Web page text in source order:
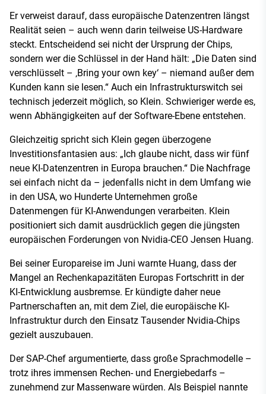
Er verweist darauf, dass europäische Datenzentren längst
Realität seien – auch wenn darin teilweise US-Hardware
steckt. Entscheidend sei nicht der Ursprung der Chips,
sondern wer die Schlüssel in der Hand hält: „Die Daten sind
verschlüsselt – ‚Bring your own key‘ – niemand außer dem
Kunden kann sie lesen.“ Auch ein Infrastrukturswitch sei
technisch jederzeit möglich, so Klein. Schwieriger werde es,
wenn Abhängigkeiten auf der Software-Ebene entstehen.
Gleichzeitig spricht sich Klein gegen überzogene
Investitionsfantasien aus: „Ich glaube nicht, dass wir fünf
neue KI-Datenzentren in Europa brauchen.“ Die Nachfrage
sei einfach nicht da – jedenfalls nicht in dem Umfang wie
in den USA, wo Hunderte Unternehmen große
Datenmengen für KI-Anwendungen verarbeiten. Klein
positioniert sich damit ausdrücklich gegen die jüngsten
europäischen Forderungen von Nvidia-CEO Jensen Huang.
Bei seiner Europareise im Juni warnte Huang, dass der
Mangel an Rechenkapazitäten Europas Fortschritt in der
KI-Entwicklung ausbremse. Er kündigte daher neue
Partnerschaften an, mit dem Ziel, die europäische KI-
Infrastruktur durch den Einsatz Tausender Nvidia-Chips
gezielt auszubauen.
Der SAP-Chef argumentierte, dass große Sprachmodelle –
trotz ihres immensen Rechen- und Energiebedarfs –
zunehmend zur Massenware würden. Als Beispiel nannte